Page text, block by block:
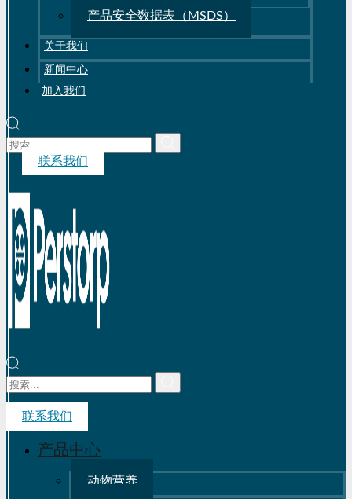
产品安全数据表（MSDS）
关于我们
新闻中心
加入我们
联系我们
联系我们
产品中心
动物营养